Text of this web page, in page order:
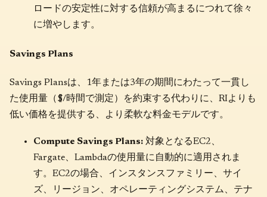
ロードの安定性に対する信頼が高まるにつれて徐々
に増やします。
Savings Plans
Savings Plansは、1年または3年の期間にわたって一貫し
た使用量（$/時間で測定）を約束する代わりに、RIよりも
低い価格を提供する、より柔軟な料金モデルです。
Compute Savings Plans: 対象となるEC2、
Fargate、Lambdaの使用量に自動的に適用されま
す。EC2の場合、インスタンスファミリー、サイ
ズ、リージョン、オペレーティングシステム、テナ